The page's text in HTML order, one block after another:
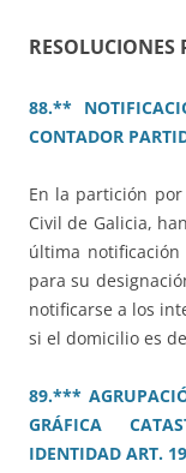
RESOLUCIONES
88.**
CONTADOR
En la partición
Civil de Galicia,
última
para su
notificarse a los
si el domicilio es
89.***
GRÁFICA
IDENTIDAD ART.